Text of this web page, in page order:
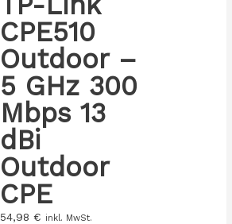
CPE510
Outdoor –
5 GHz 300
Mbps 13
dBi
Outdoor
CPE
54,98 € inkl. MwSt.